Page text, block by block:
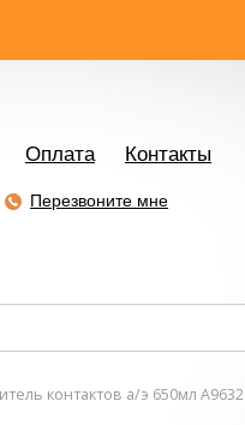
Оплата
Контакты
Перезвоните мне
контактов а/э 650мл А9632